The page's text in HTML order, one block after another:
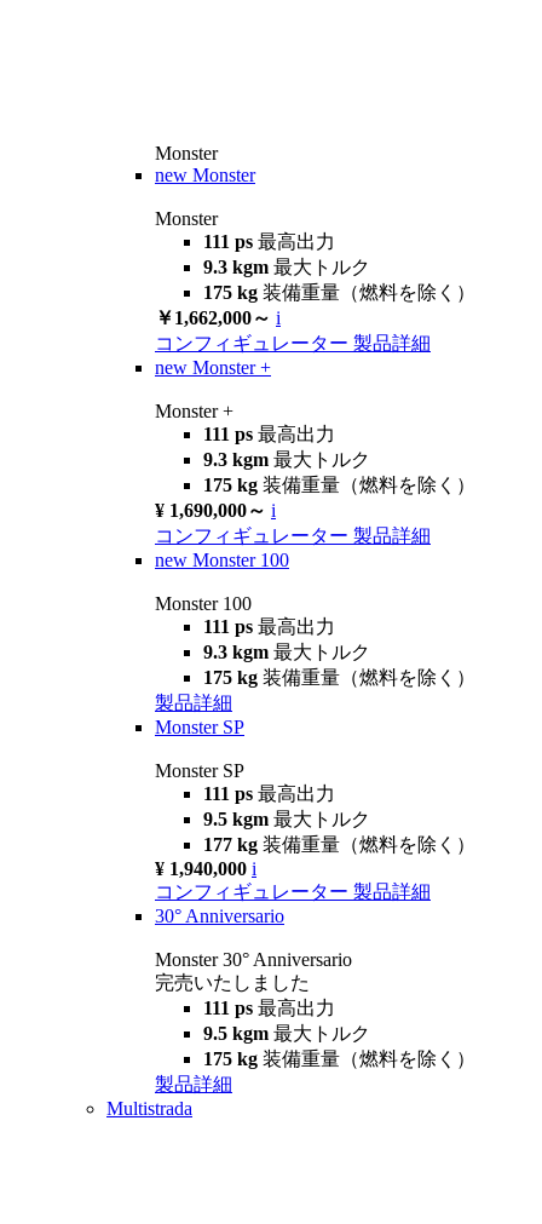
Monster
new Monster
Monster
111 ps 最高出力
9.3 kgm 最大トルク
175 kg 装備重量（燃料を除く）
￥1,662,000～ i
コンフィギュレーター 製品詳細
new Monster +
Monster +
111 ps 最高出力
9.3 kgm 最大トルク
175 kg 装備重量（燃料を除く）
¥ 1,690,000～ i
コンフィギュレーター 製品詳細
new Monster 100
Monster 100
111 ps 最高出力
9.3 kgm 最大トルク
175 kg 装備重量（燃料を除く）
製品詳細
Monster SP
Monster SP
111 ps 最高出力
9.5 kgm 最大トルク
177 kg 装備重量（燃料を除く）
¥ 1,940,000 i
コンフィギュレーター 製品詳細
30° Anniversario
Monster 30° Anniversario
完売いたしました
111 ps 最高出力
9.5 kgm 最大トルク
175 kg 装備重量（燃料を除く）
製品詳細
Multistrada